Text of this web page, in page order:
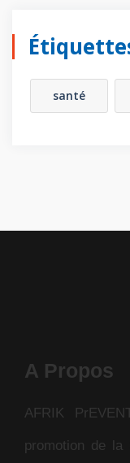
santé
A Propos
AFRIK
promotion de la